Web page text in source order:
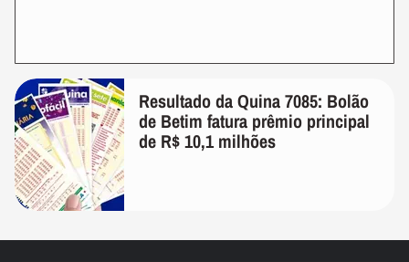
Resultado da Quina 7085: Bolão
de Betim fatura prêmio principal
de R$ 10,1 milhões